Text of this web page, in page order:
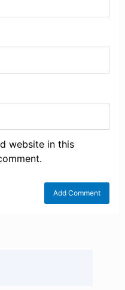
website in this